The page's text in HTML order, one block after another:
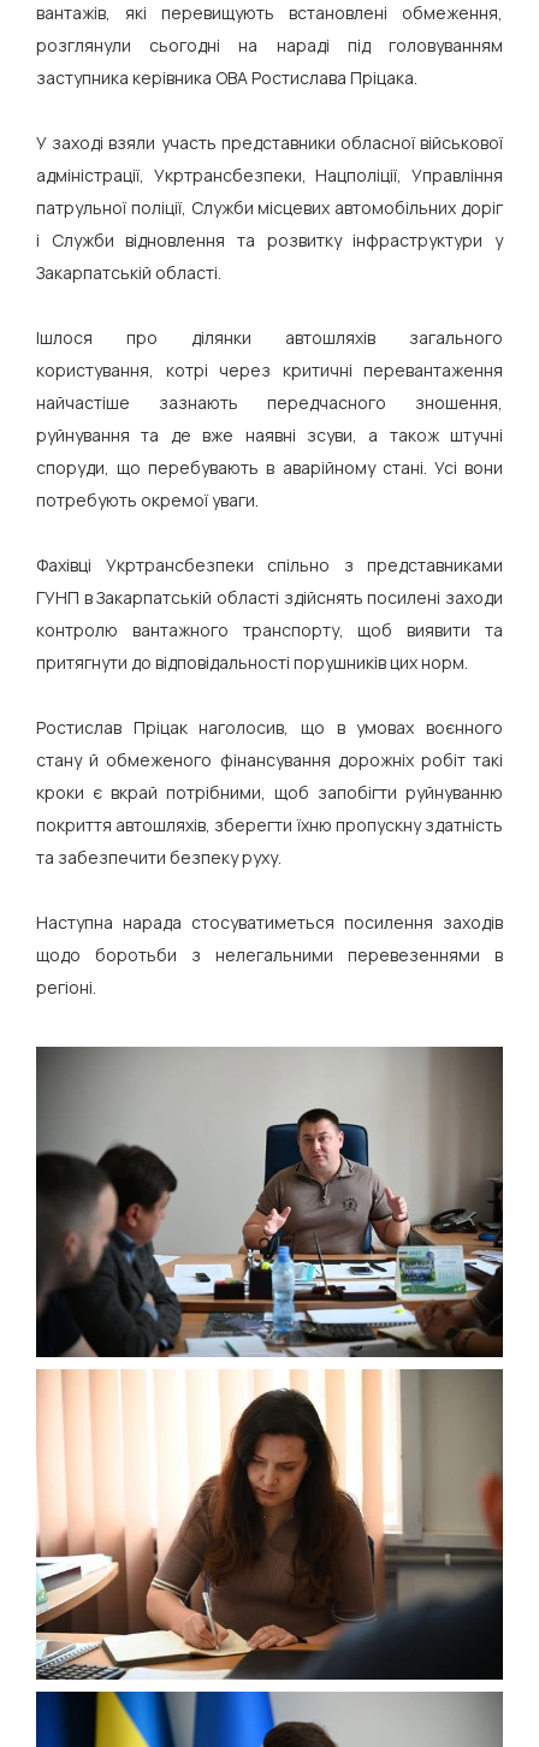
вантажів, які перевищують встановлені обмеження,
розглянули сьогодні на нараді під головуванням
заступника керівника ОВА Ростислава Пріцака.
У заході взяли участь представники обласної військової
адміністрації, Укртрансбезпеки, Нацполіції, Управління
патрульної поліції, Служби місцевих автомобільних доріг
і Служби відновлення та розвитку інфраструктури у
Закарпатській області.
Ішлося про ділянки автошляхів загального
користування, котрі через критичні перевантаження
найчастіше зазнають передчасного зношення,
руйнування та де вже наявні зсуви, а також штучні
споруди, що перебувають в аварійному стані. Усі вони
потребують окремої уваги.
Фахівці Укртрансбезпеки спільно з представниками
ГУНП в Закарпатській області здійснять посилені заходи
контролю вантажного транспорту, щоб виявити та
притягнути до відповідальності порушників цих норм.
Ростислав Пріцак наголосив, що в умовах воєнного
стану й обмеженого фінансування дорожніх робіт такі
кроки є вкрай потрібними, щоб запобігти руйнуванню
покриття автошляхів, зберегти їхню пропускну здатність
та забезпечити безпеку руху.
Наступна нарада стосуватиметься посилення заходів
щодо боротьби з нелегальними перевезеннями в
регіоні.